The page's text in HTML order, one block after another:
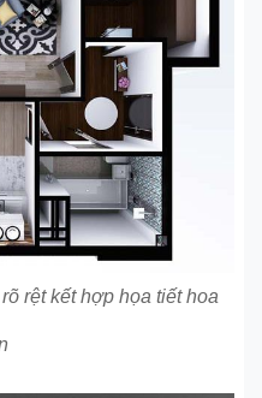
rệt kết hợp họa tiết hoa